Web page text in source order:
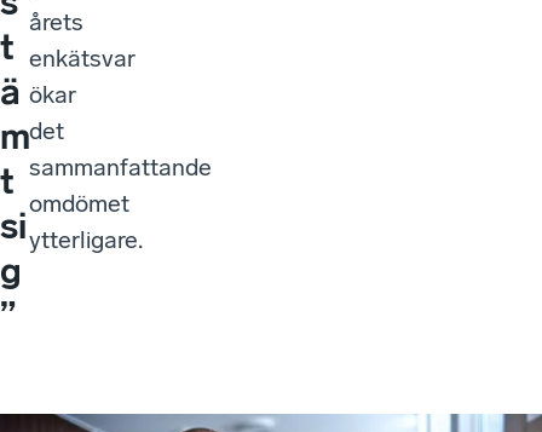
t
ä
m
t
si
g
”
årets
enkätsvar
ökar
det
sammanfattande
omdömet
ytterligare.